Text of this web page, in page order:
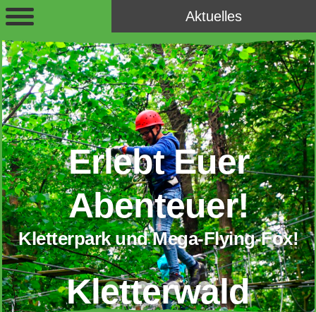
Aktuelles
Erlebt Euer
Abenteuer!
Kletterpark und Mega-Flying-Fox!
Kletterwald